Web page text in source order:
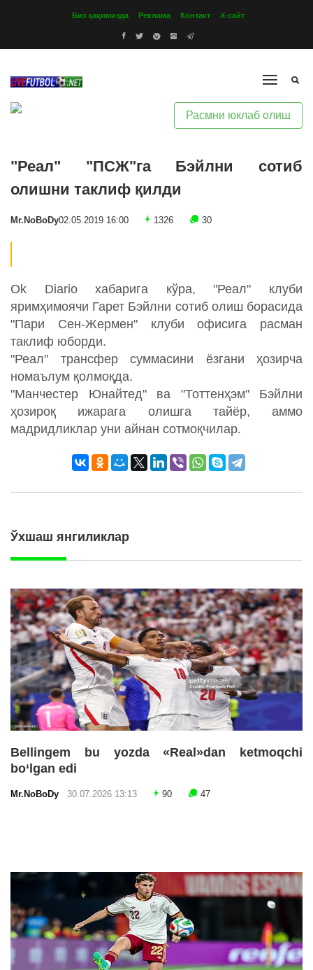
Биз ҳақимизда Реклама Контакт Х-сайт
Расмни юклаб олиш
"Реал" "ПСЖ"га Бэйлни сотиб
олишни таклиф қилди
Mr.NoBoDy02.05.2019 16:00 1326 30
Ok Diario хабарига кўра, "Реал" клуби
яримҳимоячи Гарет Бэйлни сотиб олиш борасида
"Пари Сен-Жермен" клуби офисига расман
таклиф юборди.
"Реал" трансфер суммасини ёзгани ҳозирча
номаълум қолмоқда.
"Манчестер Юнайтед" ва "Тоттенҳэм" Бэйлни
ҳозироқ ижарага олишга тайёр, аммо
мадридликлар уни айнан сотмоқчилар.
Ўхшаш янгиликлар
Bellingem bu yozda «Real»dan ketmoqchi
bo‘lgan edi
Mr.NoBoDy 30.07.2026 13:13 90 47